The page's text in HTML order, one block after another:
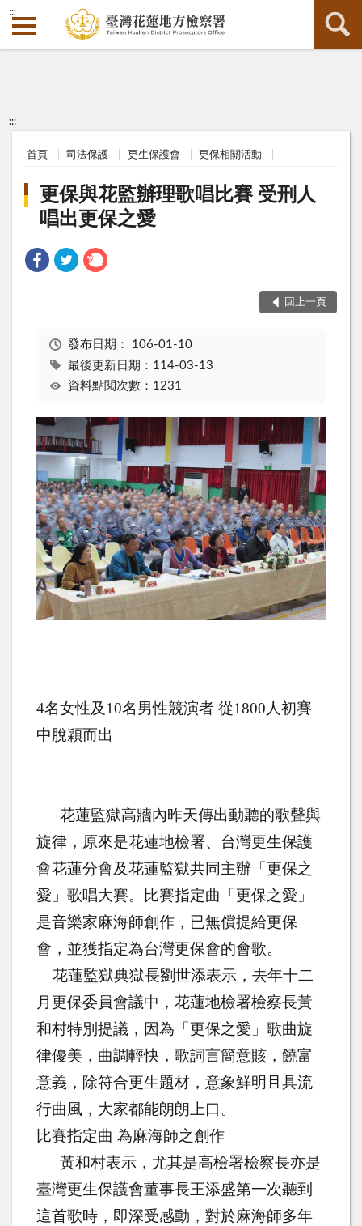
:::
:::
首頁 司法保護 更生保護會 更保相關活動
更保與花監辦理歌唱比賽 受刑人
唱出更保之愛
回上一頁
發布日期： 106-01-10
最後更新日期：114-03-13
資料點閱次數：1231
4名女性及10名男性競演者 從1800 人初賽
中脫穎而出
花蓮監獄高牆內昨天傳出動聽的歌聲與
旋律，原來是花蓮地檢署、台灣更生保護
會花蓮分會及花蓮監獄共同主辦「更保之
愛」歌唱大賽。比賽指定曲「更保之愛」
是音樂家麻海師創作，已無償提給更保
會，並獲指定為台灣更保會的會歌。
花蓮監獄典獄長劉世添表示，去年十二
月更保委員會議中，花蓮地檢署檢察長黃
和村特別提議，因為「更保之愛」歌曲旋
律優美，曲調輕快，歌詞言簡意賅，饒富
意義，除符合更生題材，意象鮮明且具流
行曲風，大家都能朗朗上口。
比賽指定曲 為麻海師之創作
黃和村表示，尤其是高檢署檢察長亦是
臺灣更生保護會董事長王添盛第一次聽到
這首歌時，即深受感動，對於麻海師多年